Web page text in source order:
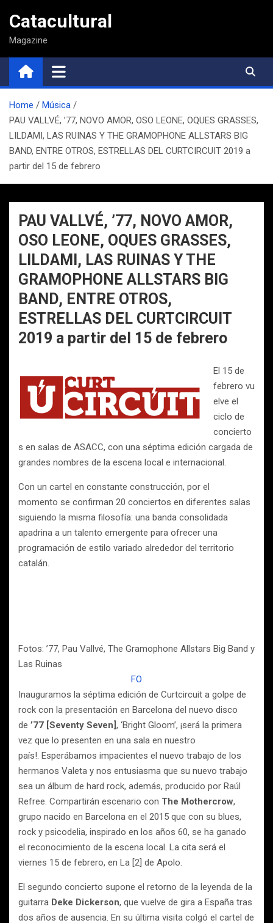
contenido
Catacultural
Magazine
Home
Música
PAU VALLVÉ, ’77, NOVO AMOR, OSO LEONE, OQUES GRASSES,
LILDAMI, LAS RUINAS Y THE GRAMOPHONE ALLSTARS BIG
BAND, ENTRE OTROS, ESTRELLAS DEL CURTCIRCUIT 2019 a
partir del 15 de febrero
PAU VALLVÉ, ’77, NOVO AMOR,
OSO LEONE, OQUES GRASSES,
LILDAMI, LAS RUINAS Y THE
GRAMOPHONE ALLSTARS BIG
BAND, ENTRE OTROS,
ESTRELLAS DEL CURTCIRCUIT
2019 a partir del 15 de febrero
El 15 de
febrero vu
elve el
ciclo de
concierto
s en salas de ASACC, con una séptima edición cargada de
grandes nombres de la escena local e internacional.
Con un cartel en constante construcción, por el
momento se confirman 20 conciertos en diferentes salas
siguiendo la misma filosofía: una banda consolidada
apadrina a un talento emergente para ofrecer una
programación de estilo variado alrededor del territorio
catalán.
Fotos: ’77, Pau Vallvé, The Gramophone Allstars Big Band y
Las Ruinas
FO
Inauguramos la séptima edición de Curtcircuit a golpe de
rock con la presentación en Barcelona del nuevo disco
de ’77 [Seventy Seven], ‘Bright Gloom’, ¡será la primera
vez que lo presenten en una sala en nuestro
país!. Esperábamos impacientes el nuevo trabajo de los
hermanos Valeta y nos entusiasma que su nuevo trabajo
sea un álbum de hard rock, además, producido por Raúl
Refree. Compartirán escenario con The Mothercrow,
grupo nacido en Barcelona en el 2015 que con su blues,
rock y psicodelia, inspirado en los años 60, se ha ganado
el reconocimiento de la escena local. La cita será el
viernes 15 de febrero, en La [2] de Apolo.
El segundo concierto supone el retorno de la leyenda de la
guitarra Deke Dickerson, que vuelve de gira a España tras
dos años de ausencia. En su última visita colgó el cartel de